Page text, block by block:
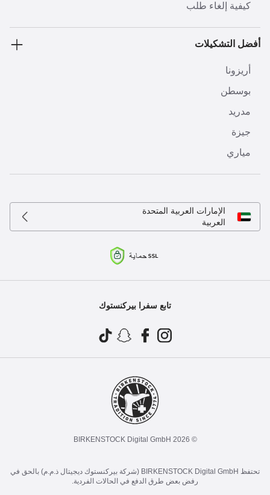
كيفية إلغاء طلب
أفضل التشكيلات
أريزونا
بوسطن
مدريد
جيزة
مياري
الإمارات العربية المتحدة
العربية
تابع سفرا بيركنستوك
© 2026 BIRKENSTOCK Digital GmbH
تحتفظ BIRKENSTOCK Digital GmbH (شركة بيركنستوك ديجيتال ذ.م.م) بالحق في
رفض بعض طرق الدفع في الحالات الفردية.